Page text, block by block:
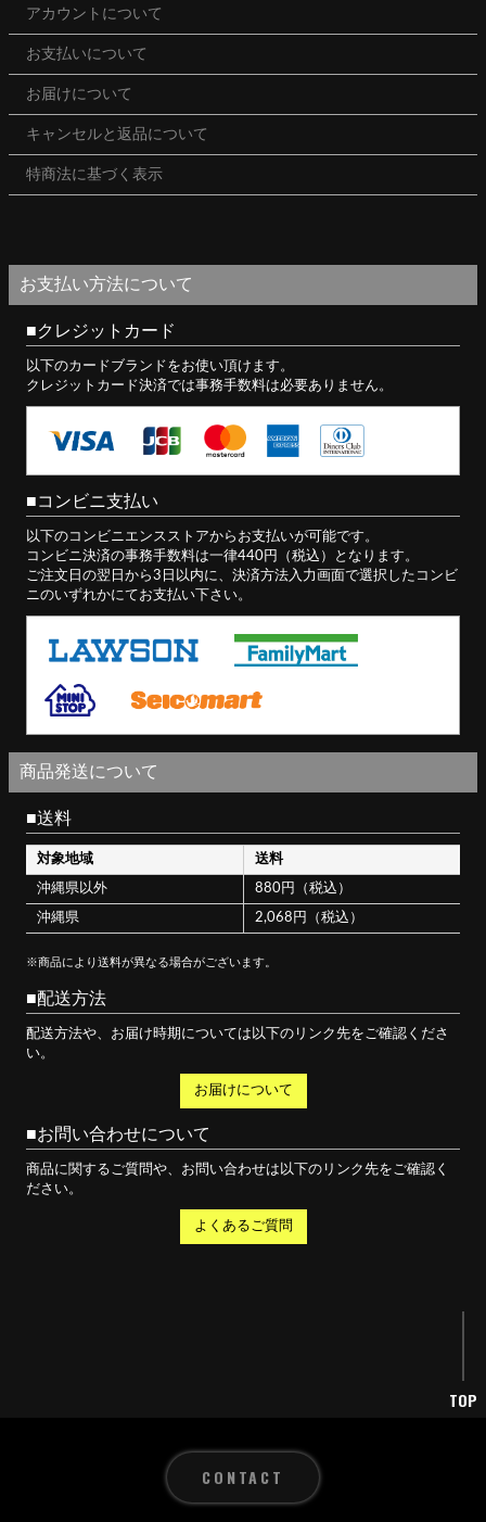
アカウントについて
お支払いについて
お届けについて
キャンセルと返品について
特商法に基づく表示
お支払い方法について
クレジットカード
以下のカードブランドをお使い頂けます。
クレジットカード決済では事務手数料は必要ありません。
コンビニ支払い
以下のコンビニエンスストアからお支払いが可能です。
コンビニ決済の事務手数料は一律440円（税込）となります。
ご注文日の翌日から3日以内に、決済方法入力画面で選択したコンビ
ニのいずれかにてお支払い下さい。
商品発送について
送料
対象地域 送料
沖縄県以外 880円（税込）
沖縄県 2,068円（税込）
※商品により送料が異なる場合がございます。
配送方法
配送方法や、お届け時期については以下のリンク先をご確認くださ
い。
お届けについて
お問い合わせについて
商品に関するご質問や、お問い合わせは以下のリンク先をご確認く
ださい。
よくあるご質問
TOP
CONTACT